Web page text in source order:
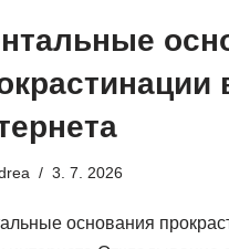
3. 7. 2026
основания